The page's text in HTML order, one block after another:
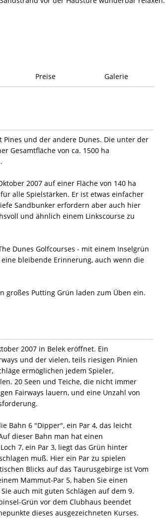
Preise Galerie
und der andere Dunes. Die unter der
Gesamtfläche von ca. 1500 ha
2007 auf einer Fläche von 140 ha
alle Spielstärken. Er ist etwas einfacher
Sandbunker erfordern aber auch hier
und ähnlich einem Linkscourse zu
Dunes Golfcourses - mit einem Inselgrün
bleibende Erinnerung, auch wenn die
großes Putting Grün laden zum Üben ein.
2007 in Belek eröffnet. Ein
und der vielen, teils riesigen Pinien
ermöglichen jedem Spieler,
20 Seen und Teiche, die nicht immer
Fairways lauern, und eine Unzahl von
Bahn 6 "Dipper", ein Par 4, das leicht
dieser Bahn man hat einen
7, ein Par 3, liegt das Grün hinter
muß. Hier ein Par zu spielen
Blicks auf das Taurusgebirge ist Vom
Mammut-Par 5, haben Sie einen
auch mit guten Schlägen auf dem 9.
Grün vor dem Clubhaus beendet
dieses ausgezeichneten Kurses.